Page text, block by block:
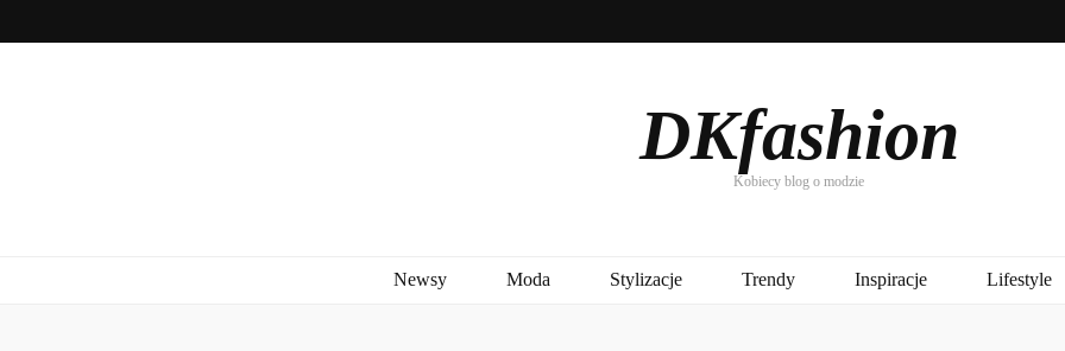
DKfashion
Kobiecy blog o modzie
Newsy Moda Stylizacje Trendy Inspiracje Lifestyle